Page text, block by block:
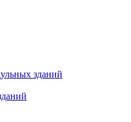
зданий